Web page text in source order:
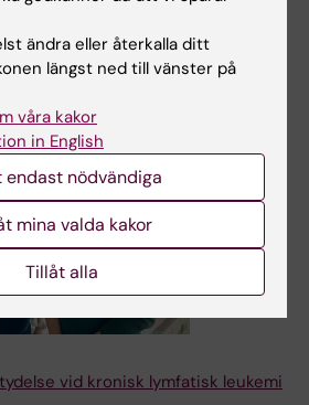
vid kronisk lymfatisk leukemi
ändra eller återkalla ditt
längst ned till vänster på
våra kakor
in English
endast nödvändiga
mina valda kakor
Tillåt alla